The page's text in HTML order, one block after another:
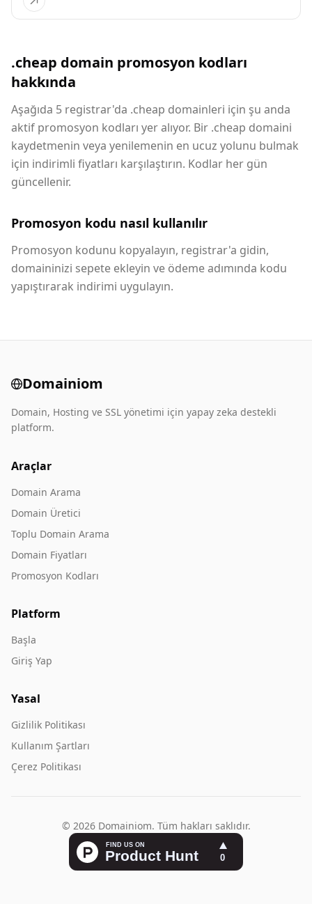
.cheap domain promosyon kodları
hakkında
Aşağıda 5 registrar'da .cheap domainleri için şu anda
aktif promosyon kodları yer alıyor. Bir .cheap domaini
kaydetmenin veya yenilemenin en ucuz yolunu bulmak
için indirimli fiyatları karşılaştırın. Kodlar her gün
güncellenir.
Promosyon kodu nasıl kullanılır
Promosyon kodunu kopyalayın, registrar'a gidin,
domaininizi sepete ekleyin ve ödeme adımında kodu
yapıştırarak indirimi uygulayın.
Domainiom
Domain, Hosting ve SSL yönetimi için yapay zeka destekli
platform.
Araçlar
Domain Arama
Domain Üretici
Toplu Domain Arama
Domain Fiyatları
Promosyon Kodları
Platform
Başla
Giriş Yap
Yasal
Gizlilik Politikası
Kullanım Şartları
Çerez Politikası
© 2026 Domainiom. Tüm hakları saklıdır.